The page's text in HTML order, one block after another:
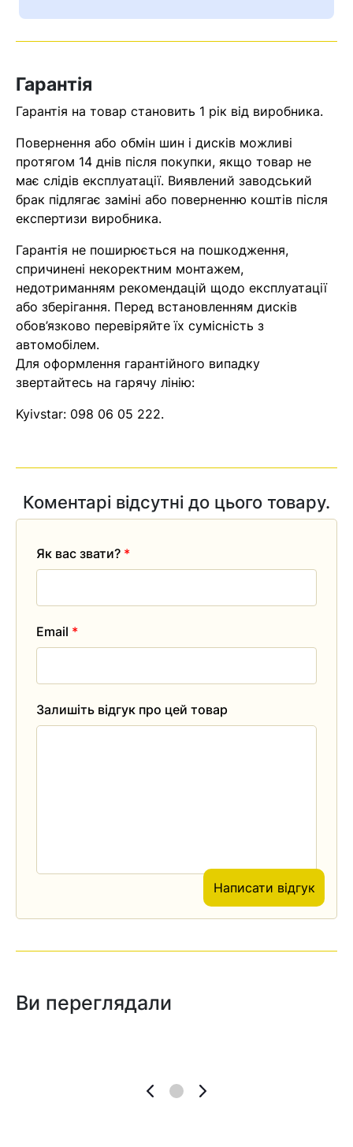
Помилка:
знайдена.
Гарантія
Гарантія на товар становить 1 рік від виробника.
Повернення або обмін шин і дисків можливі
протягом 14 днів після покупки, якщо товар не
має слідів експлуатації. Виявлений заводський
брак підлягає заміні або поверненню коштів після
експертизи виробника.
Гарантія не поширюється на пошкодження,
спричинені некоректним монтажем,
недотриманням рекомендацій щодо експлуатації
або зберігання. Перед встановленням дисків
обов’язково перевіряйте їх сумісність з
автомобілем.
Для оформлення гарантійного випадку
звертайтесь на гарячу лінію:
Kyivstar: 098 06 05 222.
Коментарі відсутні до цього товару.
Залишіть відгук про цей товар
Як вас звати? *
Email *
Написати відгук
Ви переглядали